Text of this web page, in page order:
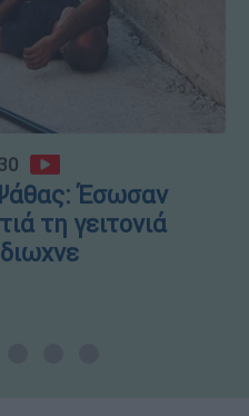
Έσωσαν
τη γειτονιά